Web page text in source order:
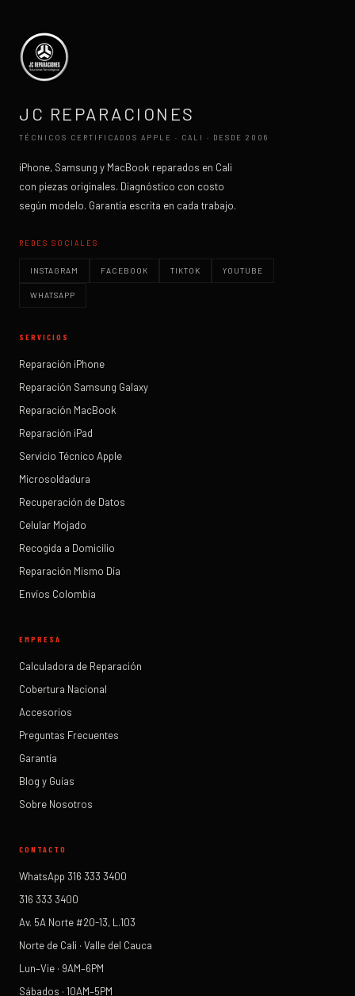
JC REPARACIONES
TÉCNICOS CERTIFICADOS APPLE · CALI · DESDE 2006
iPhone, Samsung y MacBook reparados en Cali
con piezas originales. Diagnóstico con costo
según modelo. Garantía escrita en cada trabajo.
REDES SOCIALES
INSTAGRAM FACEBOOK TIKTOK YOUTUBE
WHATSAPP
SERVICIOS
Reparación iPhone
Reparación Samsung Galaxy
Reparación MacBook
Reparación iPad
Servicio Técnico Apple
Microsoldadura
Recuperación de Datos
Celular Mojado
Recogida a Domicilio
Reparación Mismo Día
Envíos Colombia
EMPRESA
Calculadora de Reparación
Cobertura Nacional
Accesorios
Preguntas Frecuentes
Garantía
Blog y Guías
Sobre Nosotros
CONTACTO
WhatsApp 316 333 3400
316 333 3400
Av. 5A Norte #20-13, L.103
Norte de Cali · Valle del Cauca
Lun–Vie · 9AM–6PM
Sábados · 10AM–5PM